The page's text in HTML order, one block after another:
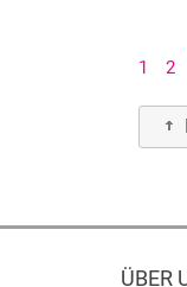
1 2
ÜBER